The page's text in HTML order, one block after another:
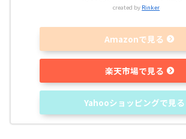
created by Rinker
Amazonで見る
楽天市場で見る
Yahooショッピングで見る